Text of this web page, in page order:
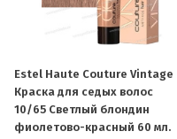
Estel Haute Couture Vintage
Краска для седых волос
10/65 Светлый блондин
фиолетово-красный 60 мл.